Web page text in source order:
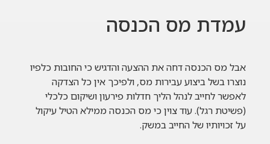
עמדת מס הכנסה
אבל מס הכנסה דחה את ההצעה והדגיש כי החובות כלפיו
נוצרו בשל ביצוע עבירות מס, ולפיכך אין כל הצדקה
לאפשר לחייב לנהל הליך חדלות פירעון ושיקום כלכלי
(פשיטת רגל). עוד צוין כי מס הכנסה ממילא הטיל עיקול
על זכויותיו של החייב במשק.